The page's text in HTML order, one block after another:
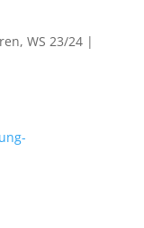
, WS 23/24|